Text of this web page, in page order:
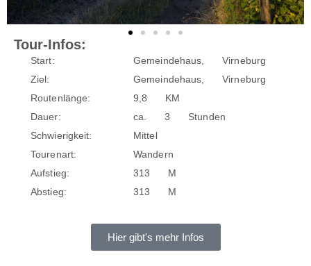
Tour-Infos:
Start:
Gemeindehaus, Virneburg
Ziel:
Gemeindehaus, Virneburg
Routenlänge:
9,8 KM
Dauer:
ca. 3 Stunden
Schwierigkeit:
Mittel
Tourenart:
Wandern
Aufstieg:
313 M
Abstieg:
313 M
Hier gibt's mehr Infos